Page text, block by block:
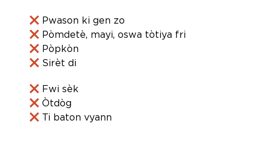
Pwason ki gen zo
Pòmdetè, mayi, oswa tòtiya fri
Pòpkòn
Sirèt di
Fwi sèk
Òtdòg
Ti baton vyann